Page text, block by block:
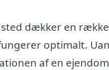
dækker en
optimalt.
af en